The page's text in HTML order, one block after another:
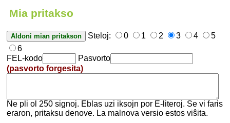
Mia pritakso
Steloj: 0 1 2 3 4
5
6
FEL-kodo
Pasvorto
(pasvorto forgesita)
Ne pli ol 250 signoj. Eblas uzi iksojn por E-literoj. Se vi faris
eraron, pritaksu denove. La malnova versio estos viŝita.